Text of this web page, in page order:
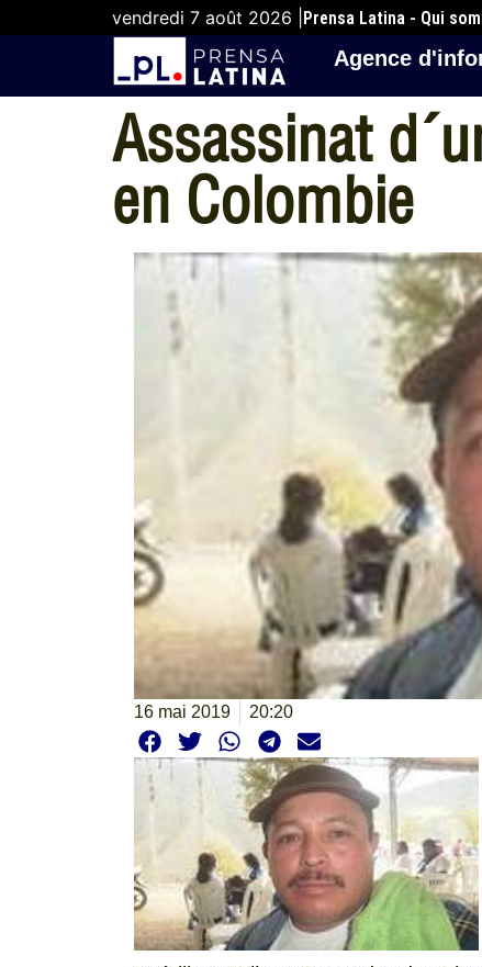
vendredi 7 août 2026 | Prensa Latina - Qui
Agence
Assassinat
en Colombie
16 mai 2019 20:20